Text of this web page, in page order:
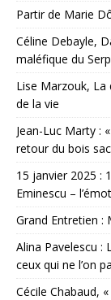
Partir de Marie
Céline Debayle,
maléfique du
Lise Marzouk, La
de la vie
Jean-Luc Marty :
retour du bois
15 janvier 2025 :
Eminescu –
Grand Entretien :
Alina Pavelescu :
ceux qui ne l’on
Cécile Chabaud,